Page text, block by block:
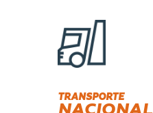
TRANSPORTE